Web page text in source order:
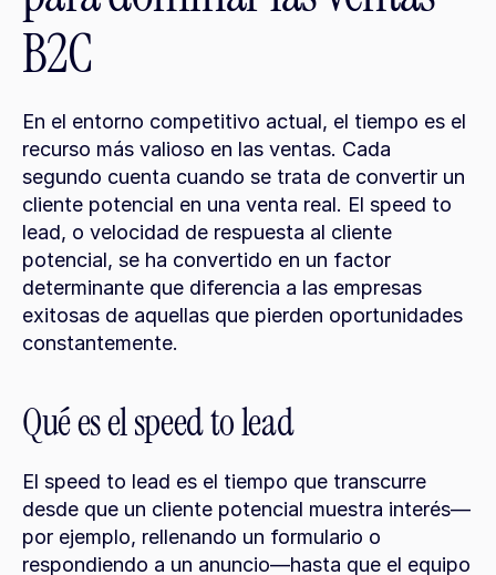
B2C
En el entorno competitivo actual, el tiempo es el
recurso más valioso en las ventas. Cada
segundo cuenta cuando se trata de convertir un
cliente potencial en una venta real. El speed to
lead, o velocidad de respuesta al cliente
potencial, se ha convertido en un factor
determinante que diferencia a las empresas
exitosas de aquellas que pierden oportunidades
constantemente.
Qué es el speed to lead
El speed to lead es el tiempo que transcurre
desde que un cliente potencial muestra interés—
por ejemplo, rellenando un formulario o
respondiendo a un anuncio—hasta que el equipo